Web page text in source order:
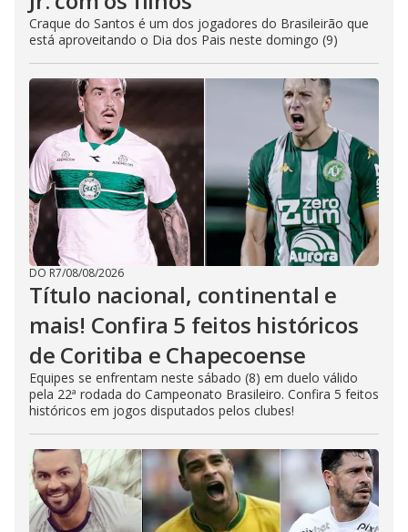
Craque do Santos é um dos jogadores do Brasileirão que
está aproveitando o Dia dos Pais neste domingo (9)
DO R7/08/08/2026
Título nacional, continental e
mais! Confira 5 feitos históricos
de Coritiba e Chapecoense
Equipes se enfrentam neste sábado (8) em duelo válido
pela 22ª rodada do Campeonato Brasileiro. Confira 5 feitos
históricos em jogos disputados pelos clubes!